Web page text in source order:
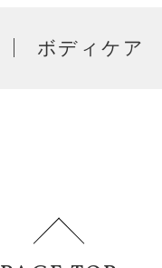
ボディケア